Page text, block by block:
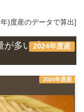
)度産のデータで算出]
2024年度産
が多い『いも
2024年度産